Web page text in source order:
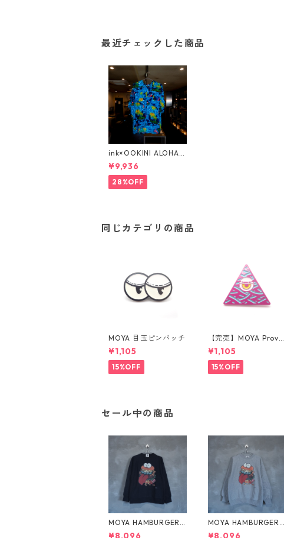
最近チェックした商品
ink×OOKINI ALOHAs
hirts (08)
¥9,936
28%OFF
同じカテゴリの商品
MOYA 目玉ピンバッチ
¥1,105
15%OFF
【完売】MOYA Provid
ence eye pin badge
SKY BLUE × RED VIO
LET
¥1,105
15%OFF
セール中の商品
MOYA HAMBURGER
MONSTER スウェット
¥8,096
MOYA HAMBURGER
MONSTER スウェット
¥8,096